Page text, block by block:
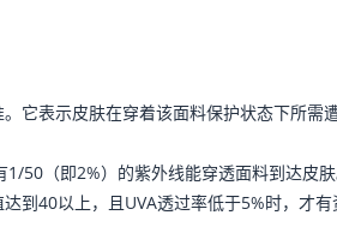
它表示皮肤在穿着该面料保护状态下所
50（即2%）的紫外线能穿透面料到达皮肤
到40以上，且UVA透过率低于5%时，才